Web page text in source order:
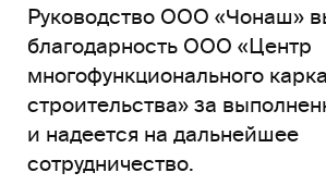
Руководство ООО «Чонаш»
благодарность ООО «Центр
многофункционального
строительства» за
и надеется на дальнейшее
сотрудничество.